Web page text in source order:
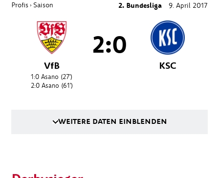
Profis › Saison 2. Bundesliga 9. April 2017
VfB
1:0 Asano (27')
2:0 Asano (61')
2:0
KSC
WEITERE DATEN EINBLENDEN